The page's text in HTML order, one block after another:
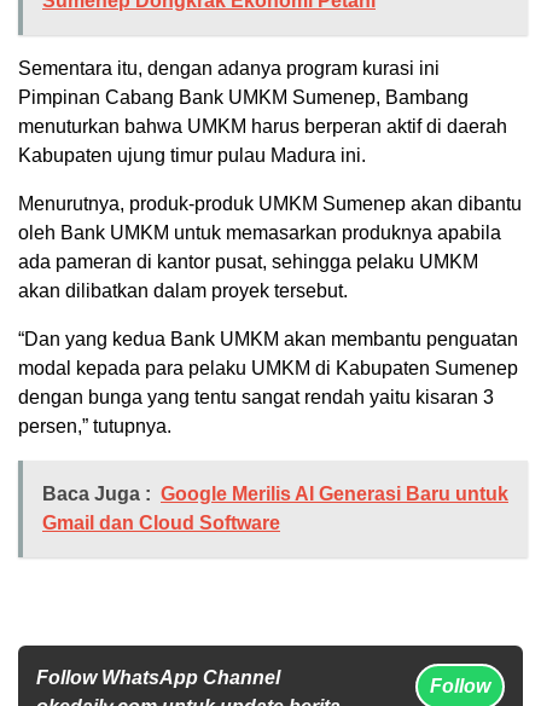
Sementara itu, dengan adanya program kurasi ini
Pimpinan Cabang Bank UMKM Sumenep, Bambang
menuturkan bahwa UMKM harus berperan aktif di daerah
Kabupaten ujung timur pulau Madura ini.
Menurutnya, produk-produk UMKM Sumenep akan dibantu
oleh Bank UMKM untuk memasarkan produknya apabila
ada pameran di kantor pusat, sehingga pelaku UMKM
akan dilibatkan dalam proyek tersebut.
“Dan yang kedua Bank UMKM akan membantu penguatan
modal kepada para pelaku UMKM di Kabupaten Sumenep
dengan bunga yang tentu sangat rendah yaitu kisaran 3
persen,” tutupnya.
Baca Juga : Google Merilis AI Generasi Baru untuk
Gmail dan Cloud Software
Follow WhatsApp Channel
Follow